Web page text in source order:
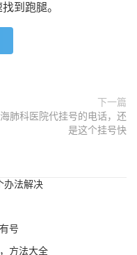
到跑腿。
下一篇
海肺科医院代挂号的电话，还
是这个挂号快
办法解决
号
方法大全